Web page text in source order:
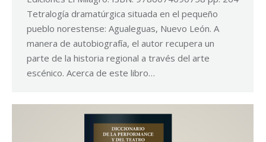
Tetralogía dramatúrgica situada en el pequeño
pueblo norestense: Agualeguas, Nuevo León. A
manera de autobiografía, el autor recupera un
parte de la historia regional a través del arte
escénico. Acerca de este libro…